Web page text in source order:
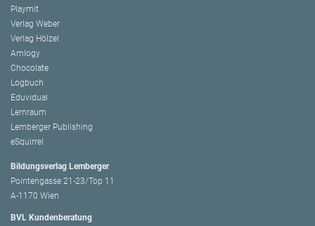
Playmit
Verlag Weber
Verlag Hölzel
Amlogy
Chocolate
Logbuch
Eduvidual
Lernraum
Lemberger Publishing
eSquirrel
Bildungsverlag Lemberger
Pointengasse 21-23/Top 11
A-1170 Wien
BVL Kundenberatung